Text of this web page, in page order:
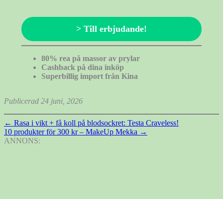
> Till erbjudande!
80% rea på massor av prylar
Cashback på dina inköp
Superbillig import från Kina
Publicerad 24 juni, 2026
Inläggsnavigering
← Rasa i vikt + få koll på blodsockret: Testa Craveless!
10 produkter för 300 kr – MakeUp Mekka →
ANNONS: